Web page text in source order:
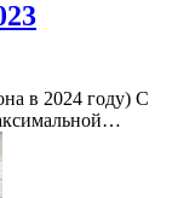
в 2024 году) С